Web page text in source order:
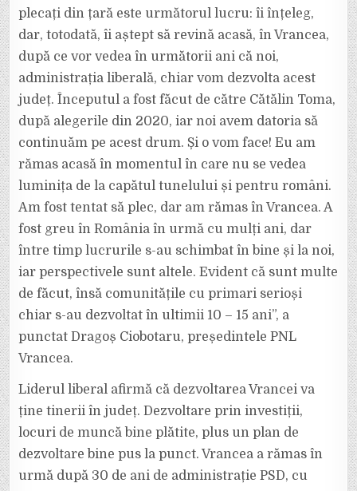
plecați din țară este următorul lucru: îi înțeleg,
dar, totodată, îi aștept să revină acasă, în Vrancea,
după ce vor vedea în următorii ani că noi,
administrația liberală, chiar vom dezvolta acest
județ. Începutul a fost făcut de către Cătălin Toma,
după alegerile din 2020, iar noi avem datoria să
continuăm pe acest drum. Și o vom face! Eu am
rămas acasă în momentul în care nu se vedea
luminița de la capătul tunelului și pentru români.
Am fost tentat să plec, dar am rămas în Vrancea. A
fost greu în România în urmă cu mulți ani, dar
între timp lucrurile s-au schimbat în bine și la noi,
iar perspectivele sunt altele. Evident că sunt multe
de făcut, însă comunitățile cu primari serioși
chiar s-au dezvoltat în ultimii 10 – 15 ani”, a
punctat Dragoș Ciobotaru, președintele PNL
Vrancea.
Liderul liberal afirmă că dezvoltarea Vrancei va
ține tinerii în județ. Dezvoltare prin investiții,
locuri de muncă bine plătite, plus un plan de
dezvoltare bine pus la punct. Vrancea a rămas în
urmă după 30 de ani de administrație PSD, cu